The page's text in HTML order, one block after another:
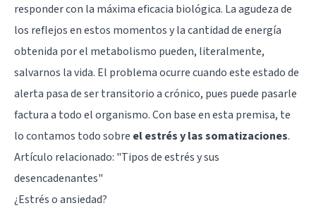
responder con la máxima eficacia biológica. La agudeza de
los reflejos en estos momentos y la cantidad de energía
obtenida por el metabolismo pueden, literalmente,
salvarnos la vida. El problema ocurre cuando este estado de
alerta pasa de ser transitorio a crónico, pues puede pasarle
factura a todo el organismo. Con base en esta premisa, te
lo contamos todo sobre el estrés y las somatizaciones.
Artículo relacionado: "Tipos de estrés y sus
desencadenantes"
¿Estrés o ansiedad?